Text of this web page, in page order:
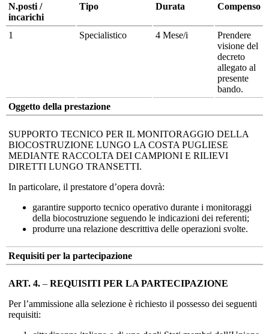
N.posti /
incarichi
Tipo Durata Compenso
1 Specialistico 4 Mese/i
Prendere
visione del
decreto
allegato al
presente
bando.
Oggetto della prestazione
SUPPORTO TECNICO PER IL MONITORAGGIO DELLA
BIOCOSTRUZIONE LUNGO LA COSTA PUGLIESE
MEDIANTE RACCOLTA DEI CAMPIONI E RILIEVI
DIRETTI LUNGO TRANSETTI.
In particolare, il prestatore d’opera dovrà:
garantire supporto tecnico operativo durante i monitoraggi
della biocostruzione seguendo le indicazioni dei referenti;
produrre una relazione descrittiva delle operazioni svolte.
Requisiti per la partecipazione
ART. 4. – REQUISITI PER LA PARTECIPAZIONE
Per l’ammissione alla selezione è richiesto il possesso dei seguenti
requisiti: